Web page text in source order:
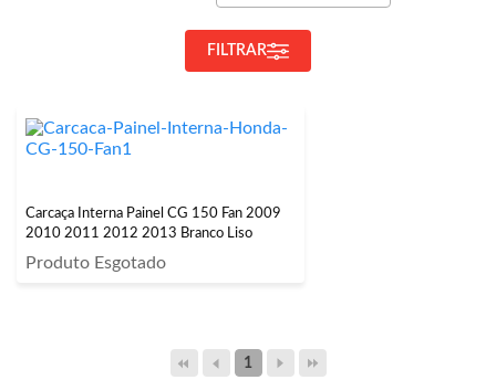
FILTRAR
Carcaça Interna Painel CG 150 Fan 2009
2010 2011 2012 2013 Branco Liso
Produto Esgotado
1